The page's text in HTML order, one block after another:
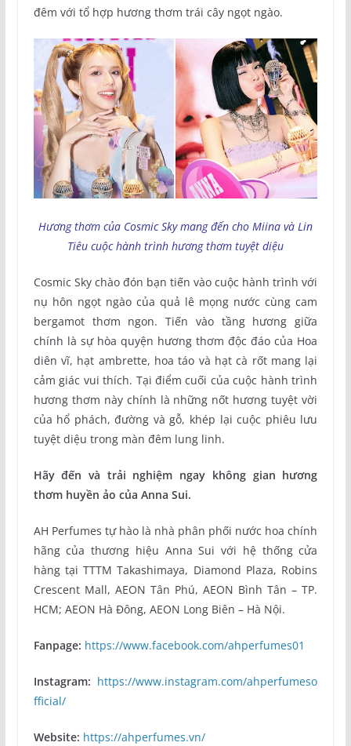
đêm với tổ hợp hương thơm trái cây ngọt ngào.
Hương thơm của Cosmic Sky mang đến cho Miina và Lin
Tiêu cuộc hành trình hương thơm tuyệt diệu
Cosmic Sky chào đón bạn tiến vào cuộc hành trình với
nụ hôn ngọt ngào của quả lê mọng nước cùng cam
bergamot thơm ngon. Tiến vào tầng hương giữa
chính là sự hòa quyện hương thơm độc đáo của Hoa
diên vĩ, hạt ambrette, hoa táo và hạt cà rốt mang lại
cảm giác vui thích. Tại điểm cuối của cuộc hành trình
hương thơm này chính là những nốt hương tuyệt vời
của hổ phách, đường và gỗ, khép lại cuộc phiêu lưu
tuyệt diệu trong màn đêm lung linh.
Hãy đến và trải nghiệm ngay không gian hương
thơm huyền ảo của Anna Sui.
AH Perfumes tự hào là nhà phân phối nước hoa chính
hãng của thương hiệu Anna Sui với hệ thống cửa
hàng tại TTTM Takashimaya, Diamond Plaza, Robins
Crescent Mall, AEON Tân Phú, AEON Bình Tân – TP.
HCM; AEON Hà Đông, AEON Long Biên – Hà Nội.
Fanpage: https://www.facebook.com/ahperfumes01
Instagram: https://www.instagram.com/ahperfumeso
fficial/
Website: https://ahperfumes.vn/